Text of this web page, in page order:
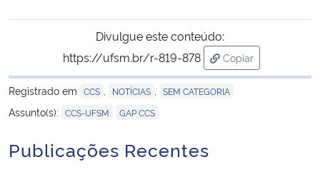
Ministério do Turismo
Ministério do Desenvolvimento Regional
Controladoria-Geral da União
Divulgue este conteúdo:
https://ufsm.br/r-819-878
Copiar
para área de
Registrado em CCS NOTÍCIAS SEM CATEGORIA
Assunto(s): CCS-UFSM GAP CCS
Publicações Recentes